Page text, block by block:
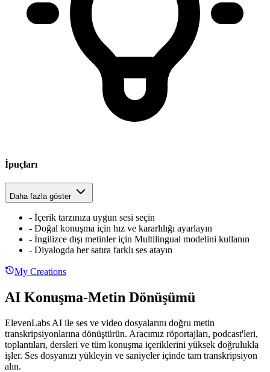
İpuçları
Daha fazla göster
- İçerik tarzınıza uygun sesi seçin
- Doğal konuşma için hız ve kararlılığı ayarlayın
- İngilizce dışı metinler için Multilingual modelini kullanın
- Diyalogda her satıra farklı ses atayın
My Creations
AI Konuşma-Metin Dönüşümü
ElevenLabs AI ile ses ve video dosyalarını doğru metin
transkripsiyonlarına dönüştürün. Aracımız röportajları, podcast'leri,
toplantıları, dersleri ve tüm konuşma içeriklerini yüksek doğrulukla
işler. Ses dosyanızı yükleyin ve saniyeler içinde tam transkripsiyon
alın.